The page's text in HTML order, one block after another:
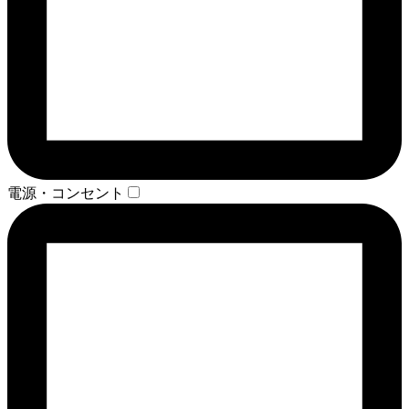
電源・コンセント